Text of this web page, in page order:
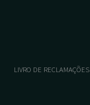
LIVRO DE RECLAMAÇÕES